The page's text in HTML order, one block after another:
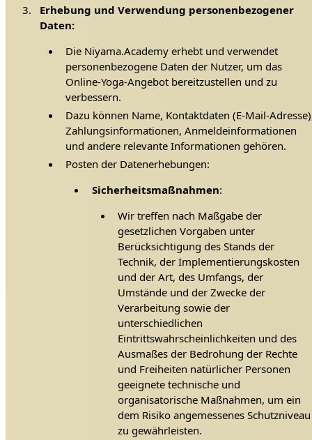
Erhebung und Verwendung personenbezogener
Daten:
Die Niyama.Academy erhebt und verwendet
personenbezogene Daten der Nutzer, um das
Online-Yoga-Angebot bereitzustellen und zu
verbessern.
Dazu können Name, Kontaktdaten (E-Mail-
Zahlungsinformationen, Anmeldeinformationen
und andere relevante Informationen gehören.
Posten der Datenerhebungen:
Sicherheitsmaßnahmen:
Wir treffen nach Maßgabe der
gesetzlichen Vorgaben unter
Berücksichtigung des Stands der
Technik, der Implementierungskosten
und der Art, des Umfangs, der
Umstände und der Zwecke der
Verarbeitung sowie der
unterschiedlichen
Eintrittswahrscheinlichkeiten und des
Ausmaßes der Bedrohung der Rechte
und Freiheiten natürlicher Personen
geeignete technische und
organisatorische Maßnahmen, um ein
dem Risiko angemessenes Schutzniveau
zu gewährleisten.